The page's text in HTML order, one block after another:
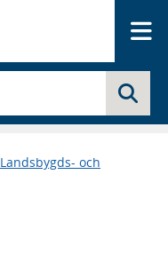
Landsbygds- och